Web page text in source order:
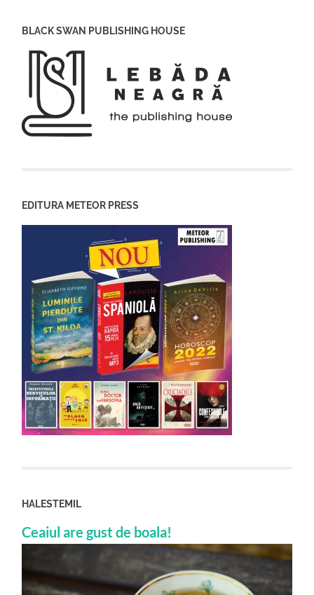
BLACK SWAN PUBLISHING HOUSE
EDITURA METEOR PRESS
HALESTEMIL
Ceaiul are gust de boala!